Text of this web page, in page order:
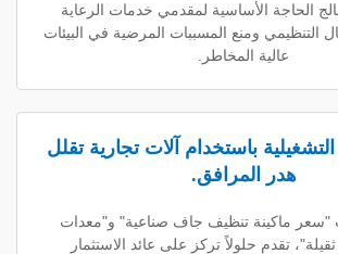
لمقدمي خدمات الرعاية
المسببات المرضية في البيئات
آلات تجارية تقلل
جاف صناعية" و"معدات
تركز على عائد الاستثمار